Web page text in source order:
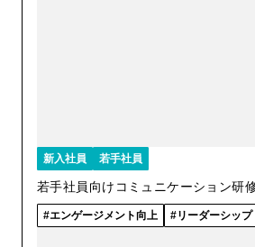
新入社員 若手社員
若手社員向けコミュニケーション研
エンゲージメント向上 リーダーシップ